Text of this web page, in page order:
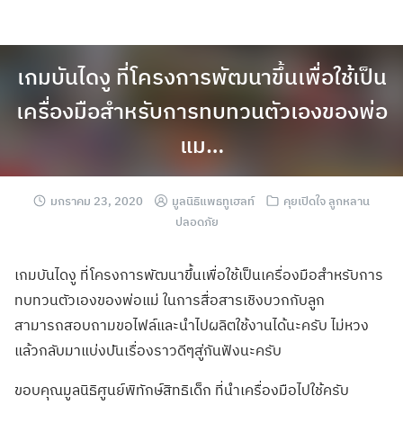
เกมบันไดงู ที่โครงการพัฒนาขึ้นเพื่อใช้เป็น
เครื่องมือสำหรับการทบทวนตัวเองของพ่อ
แม…
มกราคม 23, 2020 มูลนิธิแพธทูเฮลท์
คุยเปิดใจ ลูกหลาน
ปลอดภัย
เกมบันไดงู ที่โครงการพัฒนาขึ้นเพื่อใช้เป็นเครื่องมือสำหรับการ
ทบทวนตัวเองของพ่อแม่ ในการสื่อสารเชิงบวกกับลูก
สามารถสอบถามขอไฟล์และนำไปผลิตใช้งานได้นะครับ ไม่หวง
แล้วกลับมาแบ่งปันเรื่องราวดีๆสู่กันฟังนะครับ
ขอบคุณมูลนิธิศูนย์พิทักษ์สิทธิเด็ก ที่นำเครื่องมือไปใช้ครับ